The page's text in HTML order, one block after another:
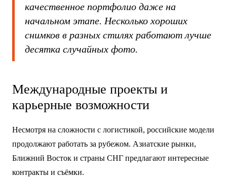
качественное портфолио даже на
начальном этапе. Несколько хороших
снимков в разных стилях работают лучше
десятка случайных фото.
Международные проекты и
карьерные возможности
Несмотря на сложности с логистикой, российские модели
продолжают работать за рубежом. Азиатские рынки,
Ближний Восток и страны СНГ предлагают интересные
контракты и съёмки.